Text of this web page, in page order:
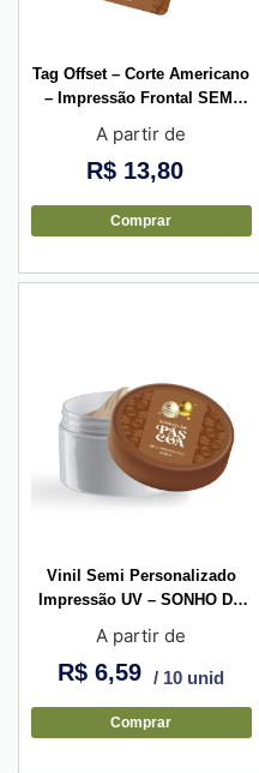
Tag Offset – Corte Americano
– Impressão Frontal SEMI
Laminação e Ilhós
A partir de
R$ 13,80
Comprar
Vinil Semi Personalizado
Impressão UV – SONHO DE
A partir de
R$ 6,59 / 10 unid
Comprar